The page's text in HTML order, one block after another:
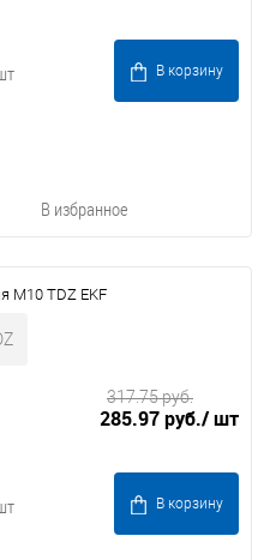
В корзину
В избранное
М10 TDZ EKF
285.97 руб./ шт
317.75 руб.
В корзину